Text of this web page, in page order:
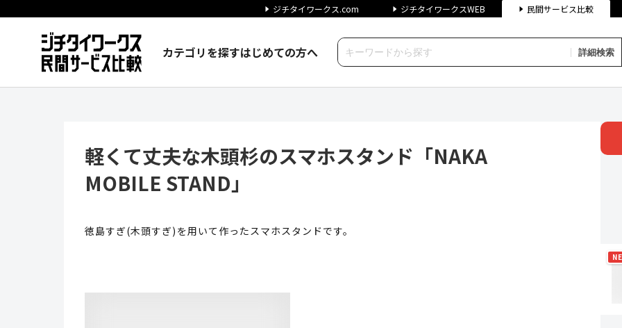
ジチタイワークス.com ジチタイワークスWEB 民間サービス比較
カテゴリを探すはじめての方へ 詳細検索
軽くて丈夫な木頭杉のスマホスタンド「NAKA
MOBILE STAND」
徳島すぎ(木頭すぎ)を用いて作ったスマホスタンドです。